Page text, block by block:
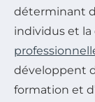
déterminant
individus et
développent
formation et